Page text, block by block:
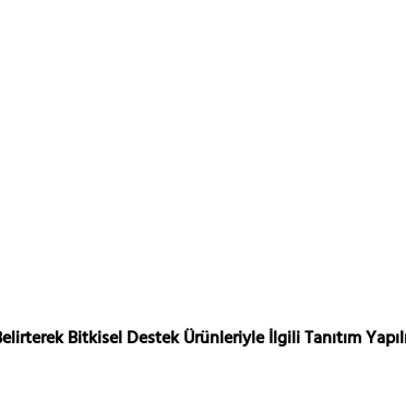
Bitkisel Destek Ürünleriyle İlgili Tanıtım